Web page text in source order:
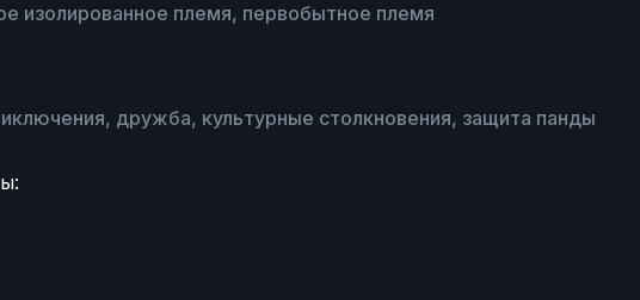
изолированное племя, первобытное племя
дружба, культурные столкновения, защита панды